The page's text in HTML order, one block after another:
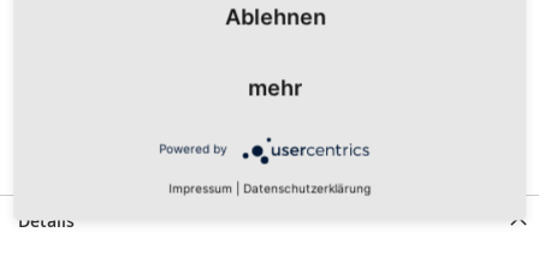
Vorderseite bedruckt mit dem Logo vom MSC Puma
(122/128), 9/11 (134/146) und 12/14 (152/164).
Gewünschte Größe bitte auswählen
Details
Ablehnen
mehr
Powered by
Impressum Datenschutzerklärung